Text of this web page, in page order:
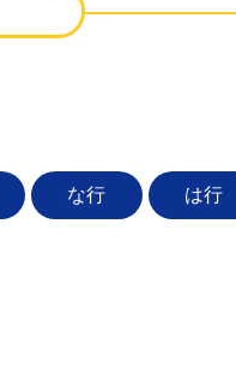
な行 は行